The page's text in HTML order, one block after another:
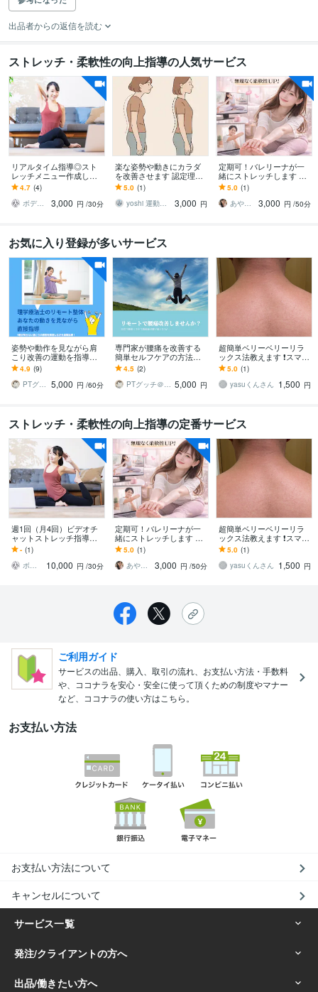
出品者からの返信を読む
ストレッチ・柔軟性の向上指導の人気サービス
リアルタイム指導◎スト
レッチメニュー作成しま
す ビデオ通話でストレッ
チ指導＆フォームチェッ
ク
4.7 (4)
ボディトレーナーSHIORI
3,000 円 /30分
楽な姿勢や動きにカラダ
を改善させます 認定理学
療法士が指導する、正常
なカラダの使い方と姿勢
改善
5.0 (1)
yoshi 運動器認定理学療法士
3,000 円
定期可！バレリーナが一
緒にストレッチします 体
が硬い方・運動不足の
方・バレエ初心者の方向
け柔軟レッスン
5.0 (1)
あやの部屋♥
3,000 円 /50分
お気に入り登録が多いサービス
姿勢や動作を見ながら肩
こり改善の運動を指導し
ます あなた固有の動作の
クセやぶり返す肩こりの
原因を直接見て改善
4.9 (9)
PTグッチ＠道産子肩こりコンサルタント 5,000 円 /60分
専門家が腰痛を改善する
簡単セルフケアの方法教
えます 誰でもできる簡単
な体操で辛い腰痛を改
善！長年の腰痛がある人
4.5 (2)
PTグッチ＠道産子肩こりコンサルタント 5,000 円
超簡単ベリーベリーリラ
ックス法教えます ❗️スマフ
ォ首、ストレートネッ
ク、緩めます‼️
5.0 (1)
yasuくんさん 1,500 円
ストレッチ・柔軟性の向上指導の定番サービス
週1回（月4回）ビデオチ
ャットストレッチ指導し
ます 週1回の継続的なスト
レッチで、柔軟性と姿勢
を確実に向上！
- (1)
ボディトレーナーSHIORI
10,000 円 /30分
定期可！バレリーナが一
緒にストレッチします 体
が硬い方・運動不足の
方・バレエ初心者の方向
け柔軟レッスン
5.0 (1)
あやの部屋♥
3,000 円 /50分
超簡単ベリーベリーリラ
ックス法教えます ❗️スマフ
ォ首、ストレートネッ
ク、緩めます‼️
5.0 (1)
yasuくんさん 1,500 円
ご利用ガイド
サービスの出品、購入、取引の流れ、お支払い方法・手数料
や、ココナラを安心・安全に使って頂くための制度やマナー
など、ココナラの使い方はこちら。
お支払い方法
お支払い方法について
キャンセルについて